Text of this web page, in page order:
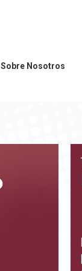
Sobre Nosotros